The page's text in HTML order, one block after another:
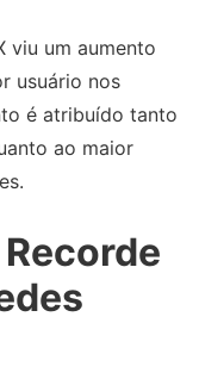
viu um aumento
usuário nos
é atribuído tanto
ao maior